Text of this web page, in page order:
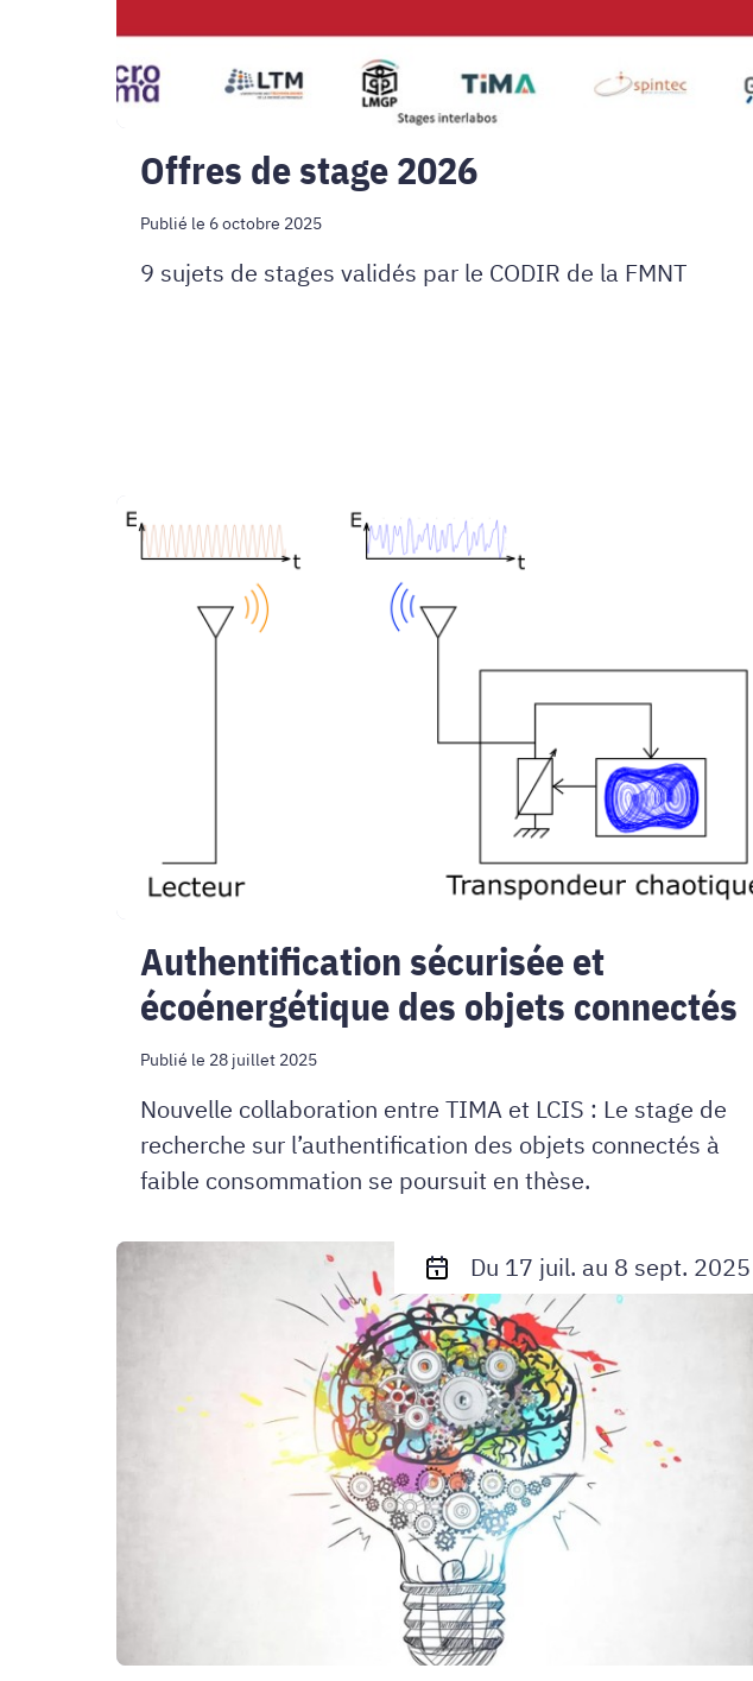
Offres de stage 2026
Publié le 6 octobre 2025
9 sujets de stages validés par le CODIR de la FMNT
Authentification
sécurisée
écoénergétique
Authentification sécurisée et
écoénergétique des objets connectés
Publié le 28 juillet 2025
Nouvelle collaboration entre TIMA et LCIS : Le stage de
recherche sur l’authentification des objets connectés à
faible consommation se poursuit en thèse.
Appel
Du 17 juil. au 8 sept. 2025